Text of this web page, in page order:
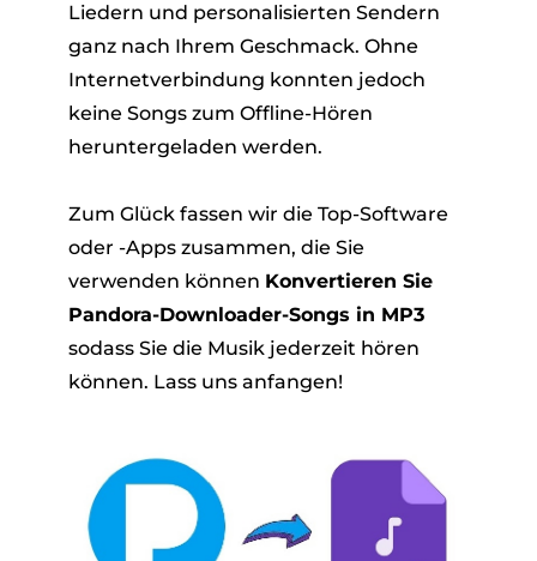
Liedern und personalisierten Sendern
ganz nach Ihrem Geschmack. Ohne
Internetverbindung konnten jedoch
keine Songs zum Offline-Hören
heruntergeladen werden.
Zum Glück fassen wir die Top-Software
oder -Apps zusammen, die Sie
verwenden können Konvertieren Sie
Pandora-Downloader-Songs in MP3
sodass Sie die Musik jederzeit hören
können. Lass uns anfangen!